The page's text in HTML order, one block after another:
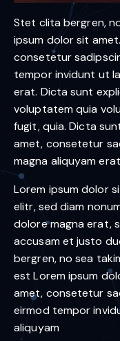
Stet clita bergren,
ipsum dolor sit
consetetur
tempor invidunt ut
erat. Dicta sunt
voluptatem quia
fugit, quia. Dicta
amet, consetetur
magna aliquyam
Lorem ipsum dolor
elitr, sed diam
dolore magna erat,
accusam et justo
bergren, no sea
est Lorem ipsum
amet, consetetur
eirmod tempor
aliquyam